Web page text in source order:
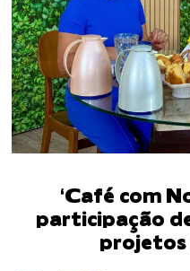
‘Café com
participação
projetos